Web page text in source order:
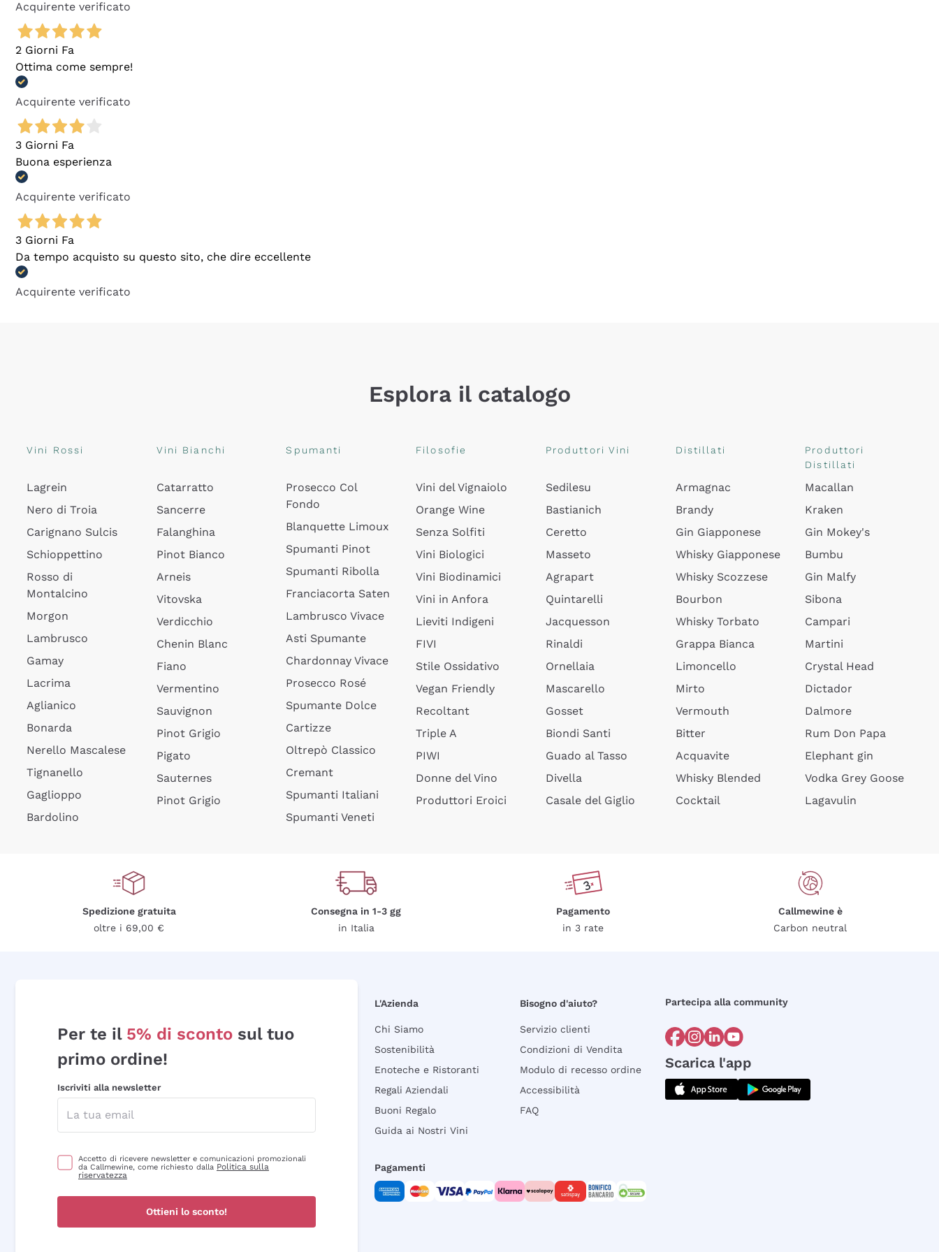
Acquirente verificato
2 Giorni Fa
Ottima come sempre!
Acquirente verificato
3 Giorni Fa
Buona esperienza
Acquirente verificato
3 Giorni Fa
Da tempo acquisto su questo sito, che dire eccellente
Acquirente verificato
Esplora il catalogo
Vini Rossi
Lagrein
Nero di Troia
Carignano Sulcis
Schioppettino
Rosso di
Montalcino
Morgon
Lambrusco
Gamay
Lacrima
Aglianico
Bonarda
Nerello Mascalese
Tignanello
Gaglioppo
Bardolino
Vini Bianchi
Catarratto
Sancerre
Falanghina
Pinot Bianco
Arneis
Vitovska
Verdicchio
Chenin Blanc
Fiano
Vermentino
Sauvignon
Pinot Grigio
Pigato
Sauternes
Pinot Grigio
Spumanti
Prosecco Col
Fondo
Blanquette Limoux
Spumanti Pinot
Spumanti Ribolla
Franciacorta Saten
Lambrusco Vivace
Asti Spumante
Chardonnay Vivace
Prosecco Rosé
Spumante Dolce
Cartizze
Oltrepò Classico
Cremant
Spumanti Italiani
Spumanti Veneti
Filosofie
Vini del Vignaiolo
Orange Wine
Senza Solfiti
Vini Biologici
Vini Biodinamici
Vini in Anfora
Lieviti Indigeni
FIVI
Stile Ossidativo
Vegan Friendly
Recoltant
Triple A
PIWI
Donne del Vino
Produttori Eroici
Produttori Vini
Sedilesu
Bastianich
Ceretto
Masseto
Agrapart
Quintarelli
Jacquesson
Rinaldi
Ornellaia
Mascarello
Gosset
Biondi Santi
Guado al Tasso
Divella
Casale del Giglio
Distillati
Armagnac
Brandy
Gin Giapponese
Whisky Giapponese
Whisky Scozzese
Bourbon
Whisky Torbato
Grappa Bianca
Limoncello
Mirto
Vermouth
Bitter
Acquavite
Whisky Blended
Cocktail
Produttori
Distillati
Macallan
Kraken
Gin Mokey's
Bumbu
Gin Malfy
Sibona
Campari
Martini
Crystal Head
Dictador
Dalmore
Rum Don Papa
Elephant gin
Vodka Grey Goose
Lagavulin
Spedizione gratuita
oltre i 69,00 €
Consegna in 1-3 gg
in Italia
Pagamento
in 3 rate
Callmewine è
Carbon neutral
Per te il 5% di sconto sul tuo
primo ordine!
Iscriviti alla newsletter
Accetto di ricevere newsletter e comunicazioni promozionali
da Callmewine, come richiesto dalla Politica sulla
riservatezza
Ottieni lo sconto!
L'Azienda
Chi Siamo
Sostenibilità
Enoteche e Ristoranti
Regali Aziendali
Buoni Regalo
Guida ai Nostri Vini
Bisogno d'aiuto?
Servizio clienti
Condizioni di Vendita
Modulo di recesso ordine
Accessibilità
FAQ
Partecipa alla community
Scarica l'app
Pagamenti